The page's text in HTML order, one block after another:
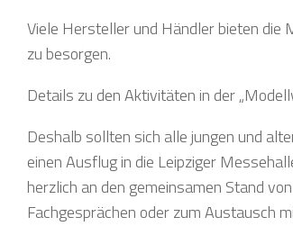
Viele Hersteller und Händler bieten die
zu besorgen.
Details zu den Aktivitäten in der
Deshalb sollten sich alle jungen und
einen Ausflug in die Leipziger
herzlich an den gemeinsamen Stand
Fachgesprächen oder zum Austausch